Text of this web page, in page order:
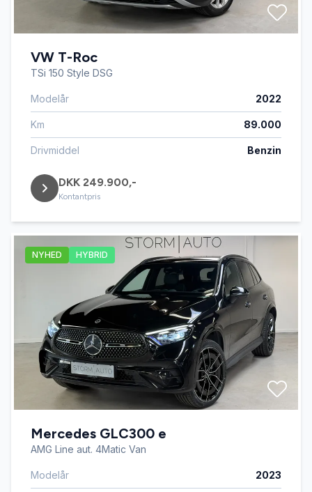
VW T-Roc
TSi 150 Style DSG
Modelår 2022
Km 89.000
Drivmiddel Benzin
DKK 249.900,-
Kontantpris
NYHED HYBRID
Mercedes GLC300 e
AMG Line aut. 4Matic Van
Modelår 2023